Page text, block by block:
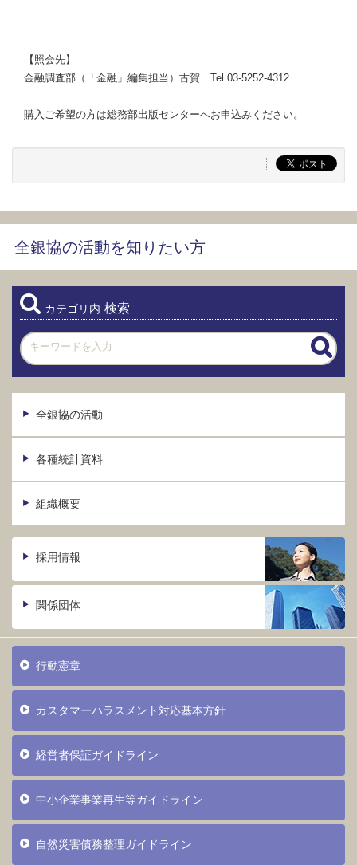
【照会先】
金融調査部（「金融」編集担当）古賀 Tel.03-5252-4312
購入ご希望の方は総務部出版センターへお申込みください。
全銀協の活動を知りたい方
カテゴリ内 検索
全銀協の活動
各種統計資料
組織概要
採用情報
関係団体
行動憲章
カスタマーハラスメント対応基本方針
経営者保証ガイドライン
中小企業事業再生等ガイドライン
自然災害債務整理ガイドライン